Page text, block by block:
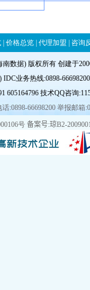
价格总览 代理加盟 咨询
数据) 版权所有 创建于
业务热线:0898-
605164796 技术QQ咨询:
:0898-66698200 举报邮箱
号 备案号:琼B2-